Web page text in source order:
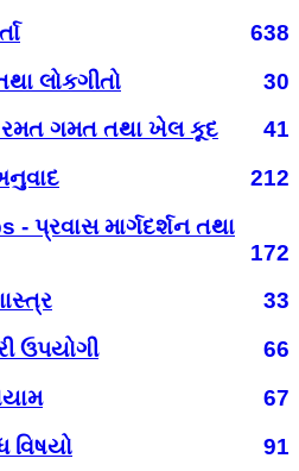
638
લોકગીતો
30
રમત ગમત તથા ખેલ કૂદ
41
212
પ્રવાસ માર્ગદર્શન તથા
172
33
ઉપયોગી
66
67
વિષયો
91